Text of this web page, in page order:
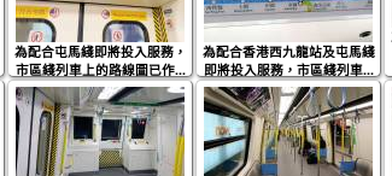
為配合屯馬綫即將投入服務，
市區綫列車上的路線圖已作...
為配合香港西九龍站及屯馬綫
即將投入服務，市區綫列車...